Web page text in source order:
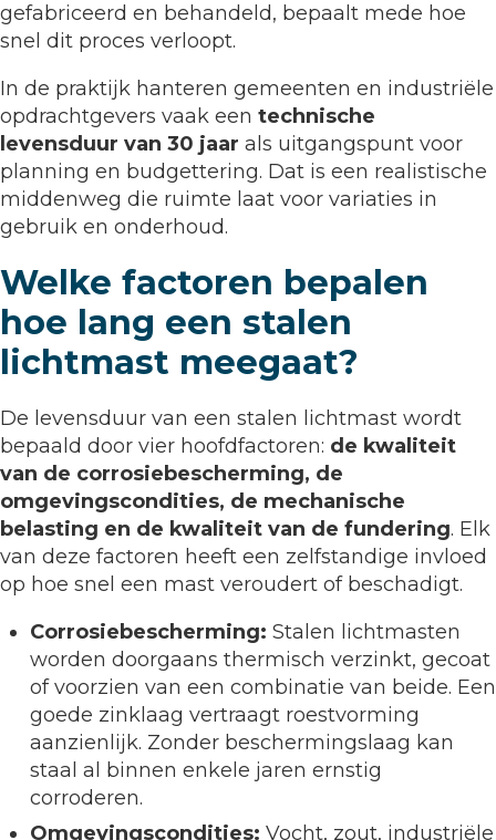
gefabriceerd en behandeld, bepaalt mede hoe
snel dit proces verloopt.
In de praktijk hanteren gemeenten en industriële
opdrachtgevers vaak een technische
levensduur van 30 jaar als uitgangspunt voor
planning en budgettering. Dat is een realistische
middenweg die ruimte laat voor variaties in
gebruik en onderhoud.
Welke factoren bepalen
hoe lang een stalen
lichtmast meegaat?
De levensduur van een stalen lichtmast wordt
bepaald door vier hoofdfactoren: de kwaliteit
van de corrosiebescherming, de
omgevingscondities, de mechanische
belasting en de kwaliteit van de fundering. Elk
van deze factoren heeft een zelfstandige invloed
op hoe snel een mast veroudert of beschadigt.
Corrosiebescherming: Stalen lichtmasten
worden doorgaans thermisch verzinkt, gecoat
of voorzien van een combinatie van beide. Een
goede zinklaag vertraagt roestvorming
aanzienlijk. Zonder beschermingslaag kan
staal al binnen enkele jaren ernstig
corroderen.
Omgevingscondities: Vocht, zout, industriële